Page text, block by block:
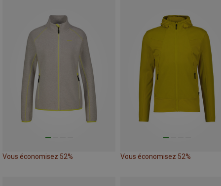
Vous économisez 52% Vous économisez 52%